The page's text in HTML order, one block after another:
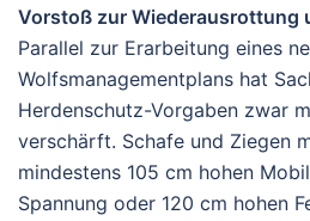
Vorstoß zur Wiederausrottung
Parallel zur Erarbeitung eines
Wolfsmanagementplans hat
Herdenschutz-Vorgaben zwar
verschärft. Schafe und Ziegen
mindestens 105 cm hohen
Spannung oder 120 cm hohen